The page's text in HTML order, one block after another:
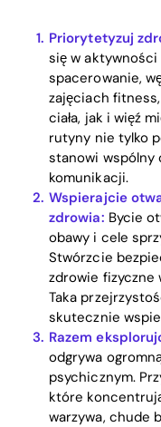
Priorytetyzuj
się w aktywności
spacerowanie,
zajęciach
ciała, jak i więź
rutyny nie tylko
stanowi wspólny
komunikacji.
Wspierajcie
zdrowia: Bycie
obawy i cele
Stwórzcie
zdrowie fizyczne
Taka
skutecznie
Razem
odgrywa
psychicznym.
które
warzywa, chude